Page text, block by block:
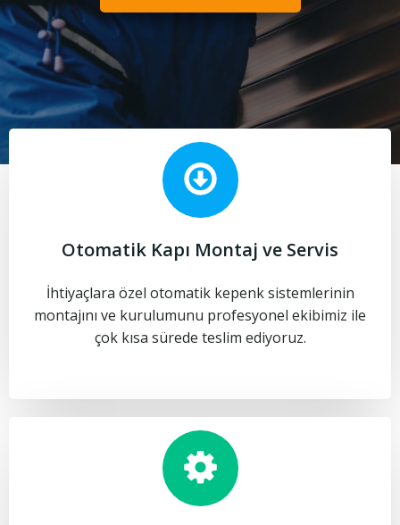
Otomatik Kapı Montaj ve Servis
İhtiyaçlara özel otomatik kepenk sistemlerinin
montajını ve kurulumunu profesyonel ekibimiz ile
çok kısa sürede teslim ediyoruz.